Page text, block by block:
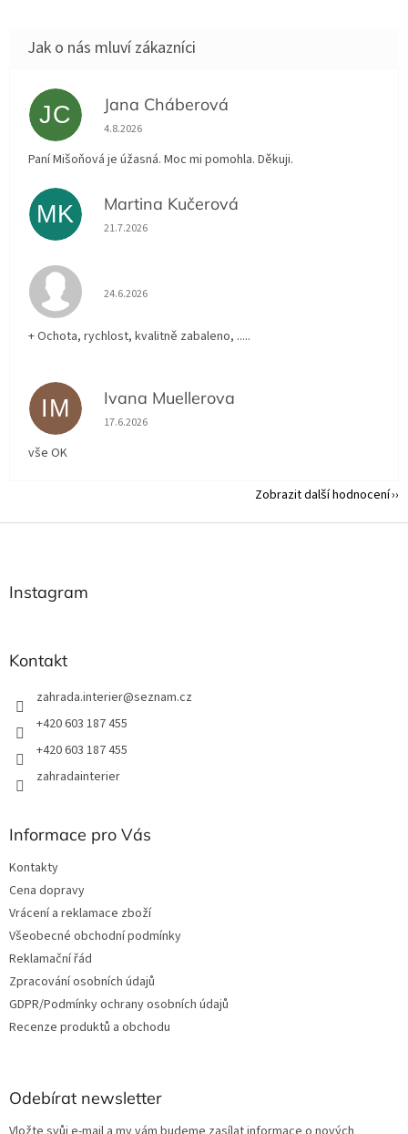
JC Jana Cháberová
Hodnocení obchodu je 5 z 5 hvězdiček.
4.8.2026
Paní Mišoňová je úžasná. Moc mi pomohla. Děkuji.
MK Martina Kučerová
Hodnocení obchodu je 5 z 5 hvězdiček.
21.7.2026
Hodnocení obchodu je 5 z 5 hvězdiček.
24.6.2026
+ Ochota, rychlost, kvalitně zabaleno, .....
IM Ivana Muellerova
Hodnocení obchodu je 5 z 5 hvězdiček.
17.6.2026
vše OK
Zobrazit další hodnocení
Z
Instagram
Kontakt
zahrada.interier@seznam.cz
+420 603 187 455
+420 603 187 455
zahradainterier
Informace pro Vás
Kontakty
Cena dopravy
Vrácení a reklamace zboží
Všeobecné obchodní podmínky
Reklamační řád
Zpracování osobních údajů
GDPR/Podmínky ochrany osobních údajů
Recenze produktů a obchodu
Odebírat newsletter